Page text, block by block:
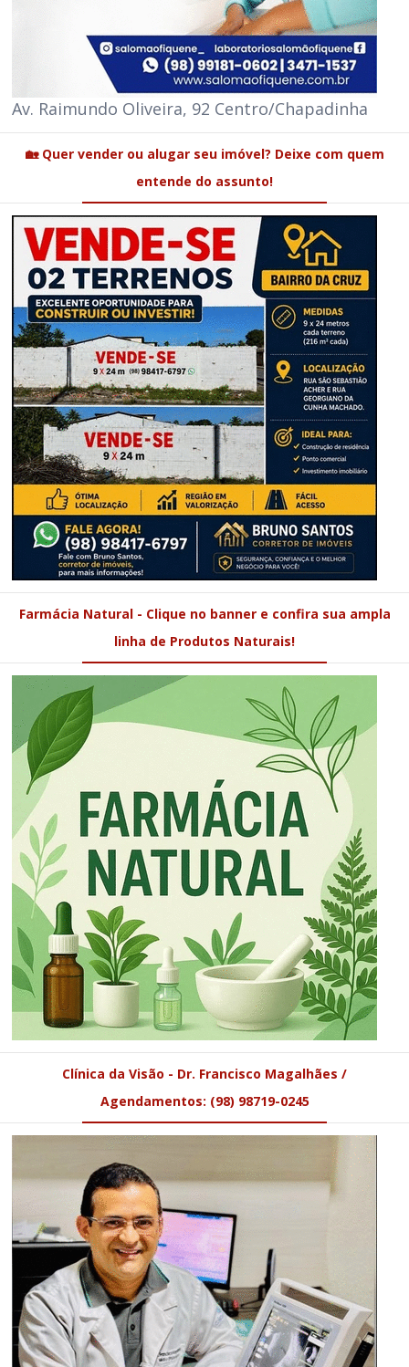
Av. Raimundo Oliveira, 92 Centro/Chapadinha
🏡 Quer vender ou alugar seu imóvel? Deixe com quem
entende do assunto!
Farmácia Natural - Clique no banner e confira sua ampla
linha de Produtos Naturais!
Clínica da Visão - Dr. Francisco Magalhães /
Agendamentos: (98) 98719-0245